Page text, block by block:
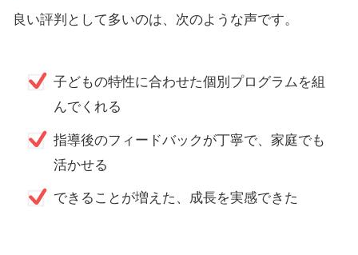
良い評判として多いのは、次のような声です。
子どもの特性に合わせた個別プログラムを組
んでくれる
指導後のフィードバックが丁寧で、家庭でも
活かせる
できることが増えた、成長を実感できた